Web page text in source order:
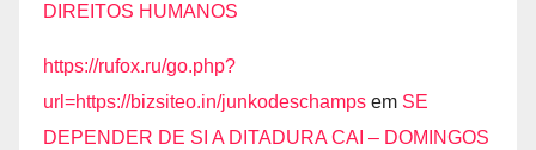
DIREITOS HUMANOS
https://rufox.ru/go.php?
url=https://bizsiteo.in/junkodeschamps em SE
DEPENDER DE SI A DITADURA CAI – DOMINGOS